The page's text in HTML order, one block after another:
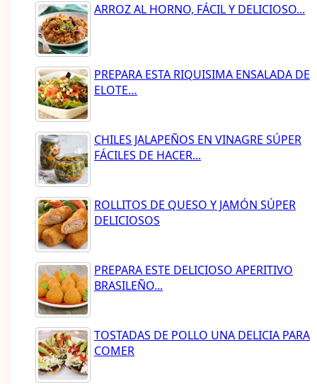
ARROZ AL HORNO, FÁCIL Y DELICIOSO...
PREPARA ESTA RIQUISIMA ENSALADA DE
ELOTE…
CHILES JALAPEÑOS EN VINAGRE SÚPER
FÁCILES DE HACER...
ROLLITOS DE QUESO Y JAMÓN SÚPER
DELICIOSOS
PREPARA ESTE DELICIOSO APERITIVO
BRASILEÑO...
TOSTADAS DE POLLO UNA DELICIA PARA
COMER